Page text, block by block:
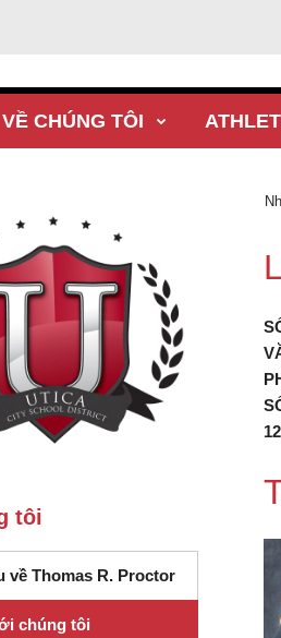
VỀ CHÚNG TÔI
tôi
về Thomas R. Proctor
chúng tôi